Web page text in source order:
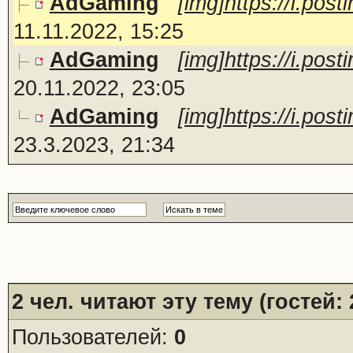
11.11.2022, 15:25
AdGaming
[img]https://
20.11.2022, 23:05
AdGaming
[img]https://
23.3.2023, 21:34
2 чел. читают эту тему
Пользователей: 0